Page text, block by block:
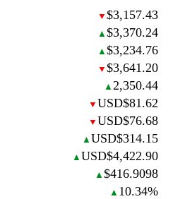
▼ $3,157.43
▲ $3,370.24
▲ $3,234.76
▼ $3,641.20
▲ 2,350.44
▼ USD$81.62
▼ USD$76.68
▲ USD$314.15
▲ USD$4,422.90
▲ $416.9098
▲ 10.34%